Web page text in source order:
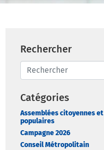
Rechercher
Catégories
Assemblées citoyennes et
populaires
Campagne 2026
Conseil Métropolitain